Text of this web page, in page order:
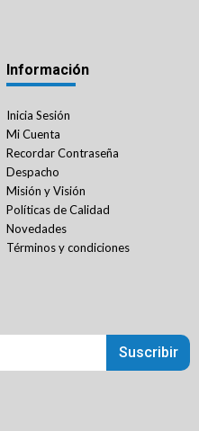
Información
Inicia Sesión
Mi Cuenta
Recordar Contraseña
Despacho
Misión y Visión
Políticas de Calidad
Novedades
Términos y condiciones
Suscribir